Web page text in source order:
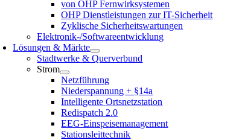
von OHP Fernwirksystemen
OHP Dienstleistungen zur IT-Sicherheit
Zyklische Sicherheitswartungen
Elektronik-/Softwareentwicklung
Lösungen & Märkte
Stadtwerke & Querverbund
Strom
Netzführung
Niederspannung + §14a
Intelligente Ortsnetzstation
Redispatch 2.0
EEG-Einspeisemanagement
Stationsleittechnik